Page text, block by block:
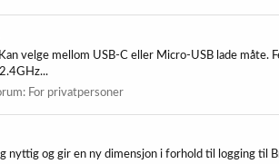
velge mellom USB-C eller Micro-USB lade måte.
For privatpersoner
og gir en ny dimensjon i forhold til logging til